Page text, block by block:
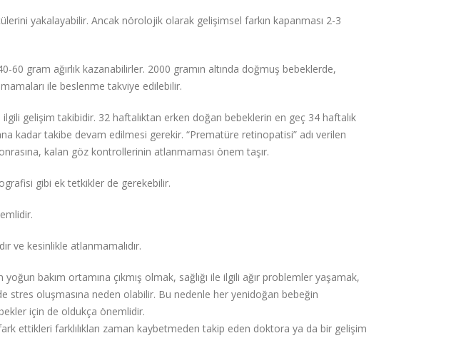
yakalayabilir. Ancak nörolojik olarak gelişimsel farkın kapanması 2-3
gram ağırlık kazanabilirler. 2000 gramın altında doğmuş bebeklerde,
ile beslenme takviye edilebilir.
gelişim takibidir. 32 haftalıktan erken doğan bebeklerin en geç 34 haftalık
kadar takibe devam edilmesi gerekir. “Prematüre retinopatisi” adı verilen
kalan göz kontrollerinin atlanmaması önem taşır.
gibi ek tetkikler de gerekebilir.
ve kesinlikle atlanmamalıdır.
bakım ortamına çıkmış olmak, sağlığı ile ilgili ağır problemler yaşamak,
stres oluşmasına neden olabilir. Bu nedenle her yenidoğan bebeğin
için de oldukça önemlidir.
ettikleri farklılıkları zaman kaybetmeden takip eden doktora ya da bir gelişim